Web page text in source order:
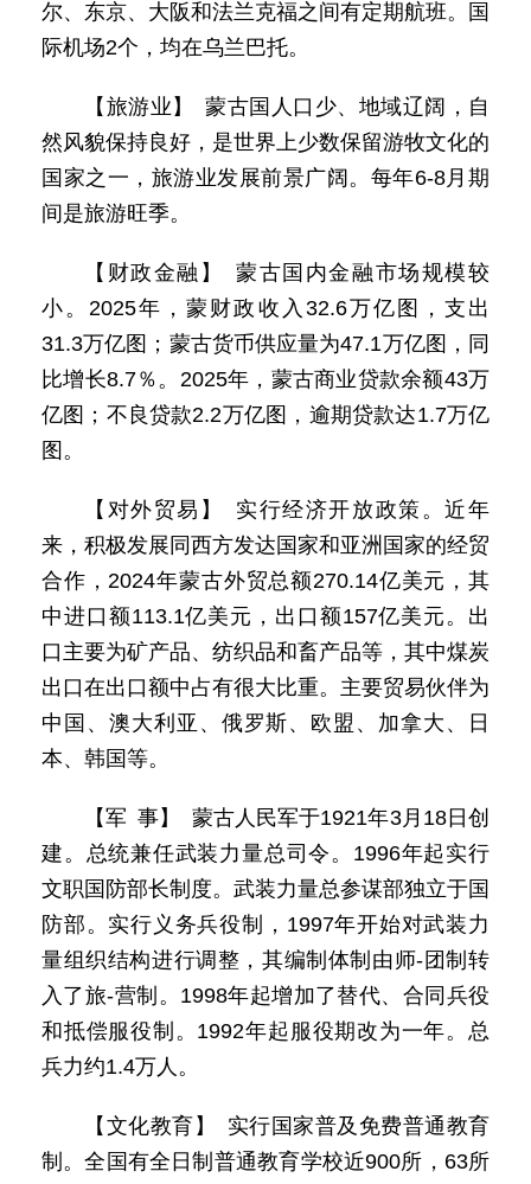
尔、东京、大阪和法兰克福之间有定期航班。国
际机场2个，均在乌兰巴托。
【旅游业】 蒙古国人口少、地域辽阔，自
然风貌保持良好，是世界上少数保留游牧文化的
国家之一，旅游业发展前景广阔。每年6-8月期
间是旅游旺季。
【财政金融】 蒙古国内金融市场规模较
小。2025年，蒙财政收入32.6万亿图，支出
31.3万亿图；蒙古货币供应量为47.1万亿图，同
比增长8.7％。2025年，蒙古商业贷款余额43万
亿图；不良贷款2.2万亿图，逾期贷款达1.7万亿
图。
【对外贸易】 实行经济开放政策。近年
来，积极发展同西方发达国家和亚洲国家的经贸
合作，2024年蒙古外贸总额270.14亿美元，其
中进口额113.1亿美元，出口额157亿美元。出
口主要为矿产品、纺织品和畜产品等，其中煤炭
出口在出口额中占有很大比重。主要贸易伙伴为
中国、澳大利亚、俄罗斯、欧盟、加拿大、日
本、韩国等。
【军 事】 蒙古人民军于1921年3月18日创
建。总统兼任武装力量总司令。1996年起实行
文职国防部长制度。武装力量总参谋部独立于国
防部。实行义务兵役制，1997年开始对武装力
量组织结构进行调整，其编制体制由师-团制转
入了旅-营制。1998年起增加了替代、合同兵役
和抵偿服役制。1992年起服役期改为一年。总
兵力约1.4万人。
【文化教育】 实行国家普及免费普通教育
制。全国有全日制普通教育学校近900所，63所